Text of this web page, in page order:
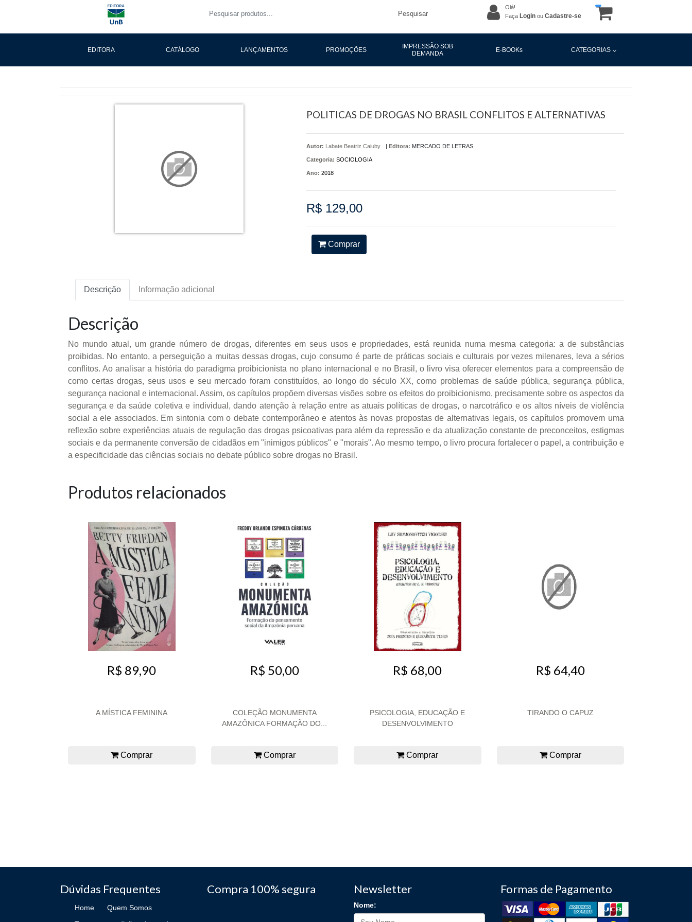
Pesquisar
Olá!
Faça Login ou Cadastre-se
EDITORA CATÁLOGO LANÇAMENTOS PROMOÇÕES
IMPRESSÃO SOB
DEMANDA
E-BOOKs CATEGORIAS
POLITICAS DE DROGAS NO BRASIL CONFLITOS E ALTERNATIVAS
Autor: Labate Beatriz Caiuby | Editora: MERCADO DE LETRAS
Categoria: SOCIOLOGIA
Ano: 2018
R$ 129,00
Comprar
Descrição Informação adicional
Descrição
No mundo atual, um grande número de drogas, diferentes em seus usos e propriedades, está reunida numa mesma categoria: a de substâncias
proibidas. No entanto, a perseguição a muitas dessas drogas, cujo consumo é parte de práticas sociais e culturais por vezes milenares, leva a sérios
conflitos. Ao analisar a história do paradigma proibicionista no plano internacional e no Brasil, o livro visa oferecer elementos para a compreensão de
como certas drogas, seus usos e seu mercado foram constituídos, ao longo do século XX, como problemas de saúde pública, segurança pública,
segurança nacional e internacional. Assim, os capítulos propõem diversas visões sobre os efeitos do proibicionismo, precisamente sobre os aspectos da
segurança e da saúde coletiva e individual, dando atenção à relação entre as atuais políticas de drogas, o narcotráfico e os altos níveis de violência
social a ele associados. Em sintonia com o debate contemporâneo e atentos às novas propostas de alternativas legais, os capítulos promovem uma
reflexão sobre experiências atuais de regulação das drogas psicoativas para além da repressão e da atualização constante de preconceitos, estigmas
sociais e da permanente conversão de cidadãos em "inimigos públicos" e "morais". Ao mesmo tempo, o livro procura fortalecer o papel, a contribuição e
a especificidade das ciências sociais no debate público sobre drogas no Brasil.
Produtos relacionados
R$ 89,90
A MÍSTICA FEMININA
Comprar
R$ 50,00
COLEÇÃO MONUMENTA
AMAZÔNICA FORMAÇÃO DO...
Comprar
R$ 68,00
PSICOLOGIA, EDUCAÇÃO E
DESENVOLVIMENTO
Comprar
R$ 64,40
TIRANDO O CAPUZ
Comprar
Dúvidas Frequentes
Home Quem Somos
Compra 100% segura Newsletter
Nome:
Formas de Pagamento